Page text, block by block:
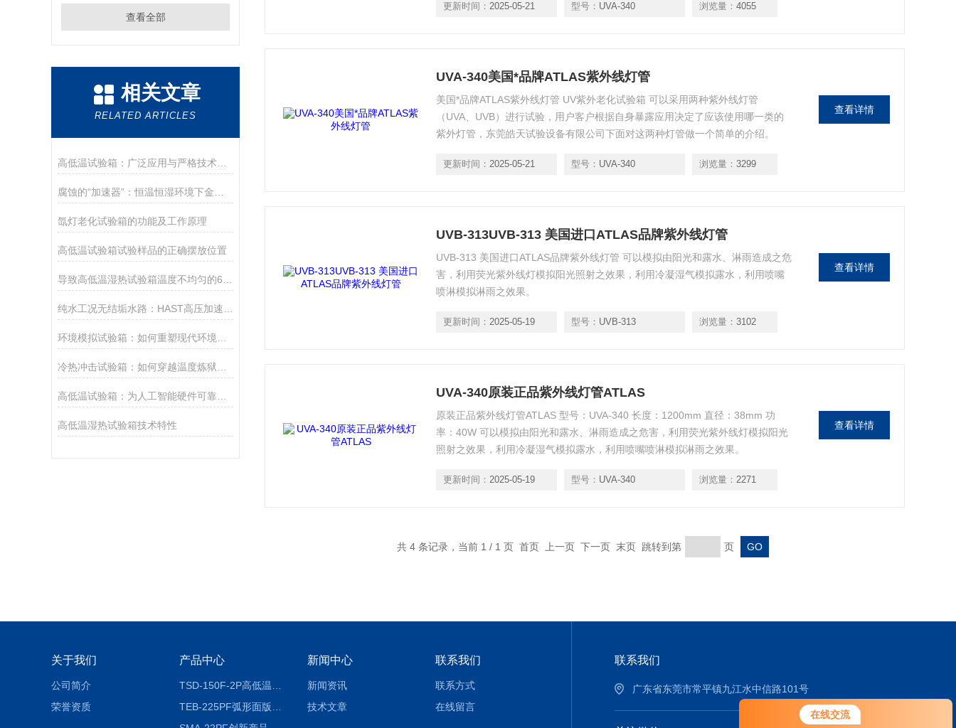
在线交流
查看全部
相关文章
RELATED ARTICLES
高低温试验箱：广泛应用与严格技术要求
氙灯老化试验箱的功能及工作原理
高低温试验箱试验样品的正确摆放位置
高低温湿热试验箱技术特性
更新时间： 2025-05-21 型号： UVA-340 浏览量： 4055
UVA-340美国*品牌ATLAS紫外线灯管
美国*品牌ATLAS紫外线灯管 UV紫外老化试验箱 可以采用两种紫外线灯管
（UVA、UVB）进行试验，用户客户根据自身暴露应用决定了应该使用哪一类的
紫外灯管，东莞皓天试验设备有限公司下面对这两种灯管做一个简单的介绍。
更新时间： 2025-05-21 型号： UVA-340 浏览量： 3299
查看详情
UVB-313UVB-313 美国进口ATLAS品牌紫外线灯管
UVB-313 美国进口ATLAS品牌紫外线灯管 可以模拟由阳光和露水、淋雨造成之危
害，利用荧光紫外线灯模拟阳光照射之效果，利用冷凝湿气模拟露水，利用喷嘴
喷淋模拟淋雨之效果。
更新时间： 2025-05-19 型号： UVB-313 浏览量： 3102
查看详情
UVA-340原装正品紫外线灯管ATLAS
原装正品紫外线灯管ATLAS 型号：UVA-340 长度：1200mm 直径：38mm 功
率：40W 可以模拟由阳光和露水、淋雨造成之危害，利用荧光紫外线灯模拟阳光
照射之效果，利用冷凝湿气模拟露水，利用喷嘴喷淋模拟淋雨之效果。
更新时间： 2025-05-19 型号： UVA-340 浏览量： 2271
查看详情
共 4 条记录，当前 1 / 1 页 首页 上一页 下一页 末页 跳转到第 页
关于我们
公司简介
荣誉资质
产品中心 新闻中心
新闻资讯
技术文章
联系我们
联系方式
在线留言
联系我们
广东省东莞市常平镇九江水中信路101号